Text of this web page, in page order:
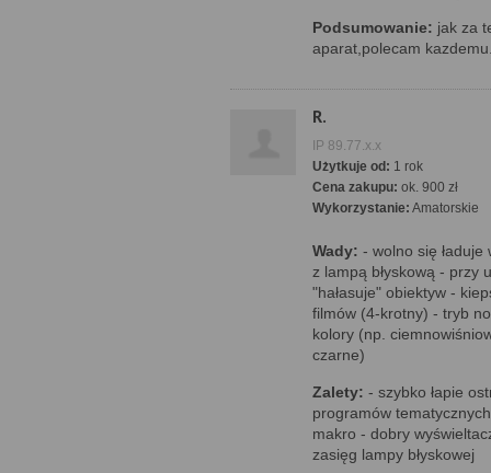
Podsumowanie: jak za
aparat,polecam
R.
IP 89.77.x.x
Użytkuje od: 1 rok
Cena zakupu: ok. 900 zł
Wykorzystanie: Amatorskie
Wady: - wolno się
z lampą błyskową - przy
"hałasuje" obiektyw -
filmów (4-krotny) - tryb
kolory (np.
czarne)
Zalety: - szybko łapie
programów
makro - dobry
zasięg lampy błyskowej